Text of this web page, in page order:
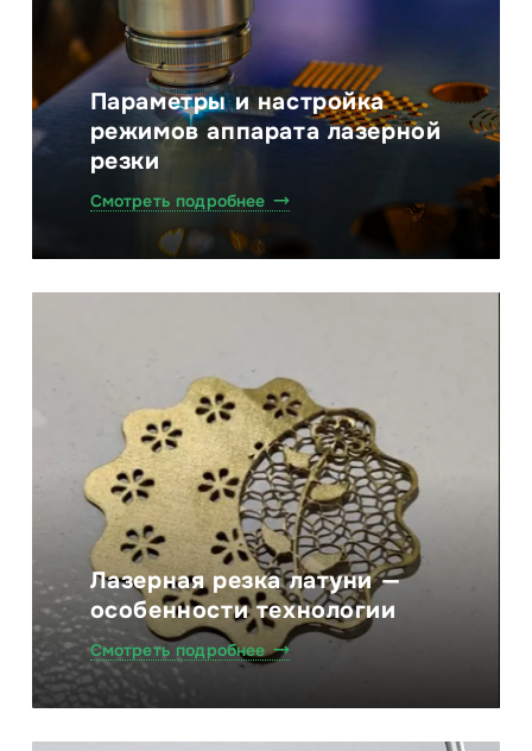
Параметры и настройка
режимов аппарата лазерной
резки
Смотреть подробнее
Лазерная резка латуни —
особенности технологии
Смотреть подробнее